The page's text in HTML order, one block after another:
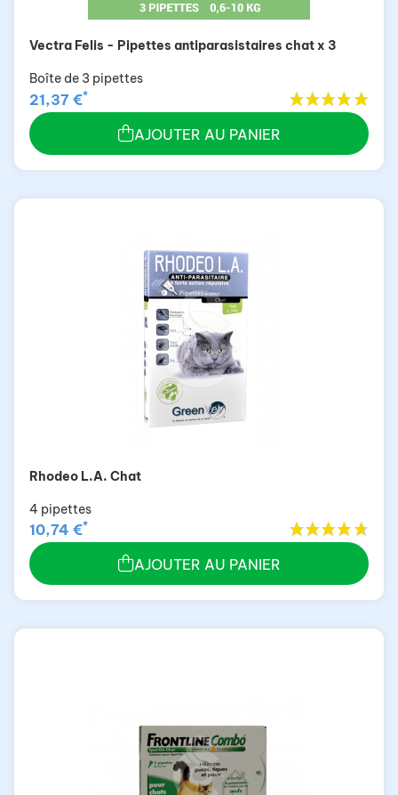
Vectra Felis - Pipettes antiparasistaires chat x 3
Boîte de 3 pipettes
21,37 €*
AJOUTER AU PANIER
Rhodeo L.A. Chat
4 pipettes
10,74 €*
AJOUTER AU PANIER